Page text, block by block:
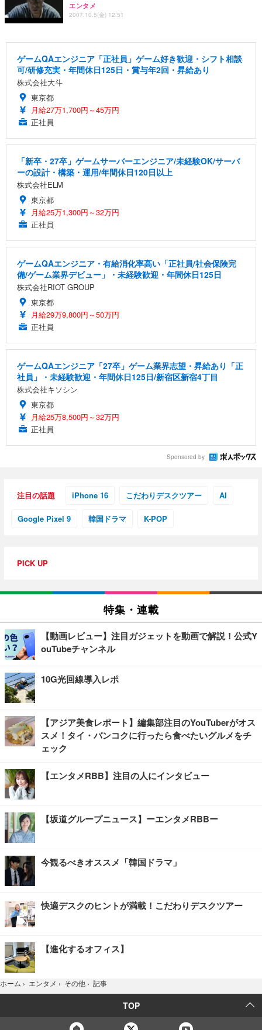
エンタメ
2007.10.5(金) 12:51
ゲームQAエンジニア「正社員」ゲーム好き歓迎・シフト相談
可/研修充実・年間休日125日・賞与年2回・昇給あり
株式会社大斗
東京都
月給27万1,700円～45万円
正社員
「新卒・27卒」ゲームサーバーエンジニア/未経験OK/サーバ
ーの設計・構築・運用/年間休日120日以上
株式会社ELM
東京都
月給25万1,300円～32万円
正社員
ゲームQAエンジニア・有給消化率高い「正社員/社会保険完
備/ゲーム業界デビュー」・未経験歓迎・年間休日125日
株式会社RIOT GROUP
東京都
月給29万9,800円～50万円
正社員
ゲームQAエンジニア「27卒」ゲーム業界志望・昇給あり「正
社員」・未経験歓迎・年間休日125日/新宿区新宿4丁目
株式会社キソシン
東京都
月給25万8,500円～32万円
正社員
Sponsored by
注目の話題 iPhone 16 こだわりデスクツアー AI
Google Pixel 9 韓国ドラマ K-POP
PICK UP
特集・連載
【動画レビュー】注目ガジェットを動画で解説！公式Y
ouTubeチャンネル
10G光回線導入レポ
【アジア美食レポート】編集部注目のYouTuberがオス
スメ！タイ・バンコクに行ったら食べたいグルメをチ
ェック
【エンタメRBB】注目の人にインタビュー
【坂道グループニュース】ーエンタメRBBー
今観るべきオススメ「韓国ドラマ」
快適デスクのヒントが満載！こだわりデスクツアー
【進化するオフィス】
ホーム › エンタメ › その他 › 記事
TOP